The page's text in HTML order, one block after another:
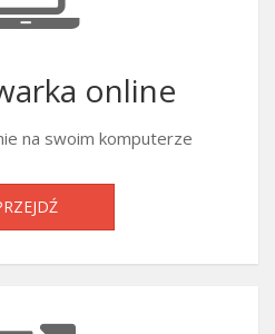
online
na swoim komputerze